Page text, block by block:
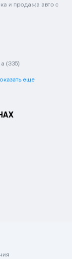
и продажа авто с
(335)
еще